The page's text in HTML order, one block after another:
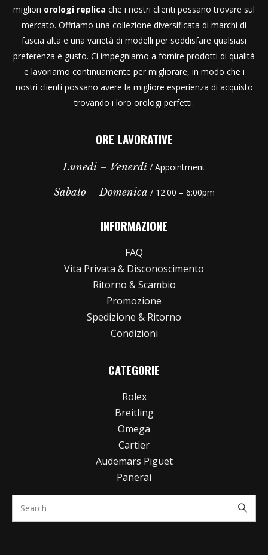
migliori orologi replica che i nostri clienti possano trovare sul
mercato. Offriamo una collezione diversificata di marchi di
fascia alta e una varietà di modelli per soddisfare qualsiasi
preferenza e gusto. Ci impegniamo a fornire prodotti di qualità
e lavoriamo continuamente per migliorare, in modo che i
nostri clienti possano avere la migliore esperienza di acquisto
trovando i loro orologi perfetti.
ORE LAVORATIVE
Lunedi – Venerdì / Appointment
Sabato – Domenica / 12:00 – 6:00pm
INFORMAZIONE
FAQ
Vita Privata & Disconoscimento
Ritorno & Scambio
Promozione
Spedizione & Ritorno
Condizioni
CATEGORIE
Rolex
Breitling
Omega
Cartier
Audemars Piguet
Panerai